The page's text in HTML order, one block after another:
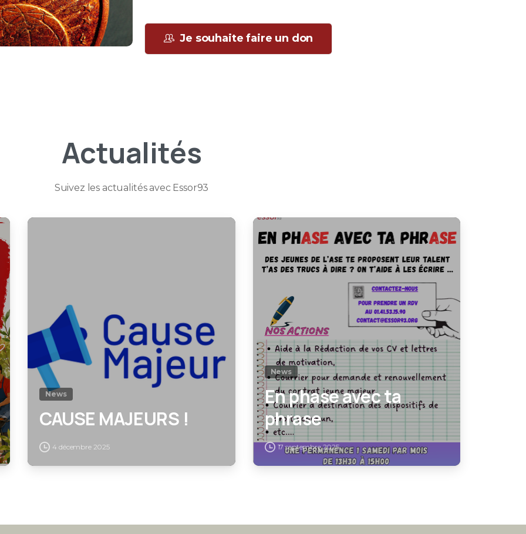
Je souhaite faire un don
Actualités
Suivez les actualités avec Essor93
News
CAUSE MAJEURS !
4 décembre 2025
9
News
En phase avec ta
phrase
17 septembre 2025